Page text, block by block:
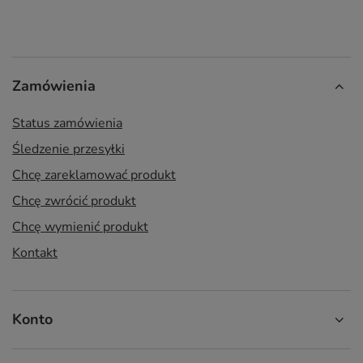
Zamówienia
Status zamówienia
Śledzenie przesyłki
Chcę zareklamować produkt
Chcę zwrócić produkt
Chcę wymienić produkt
Kontakt
Konto